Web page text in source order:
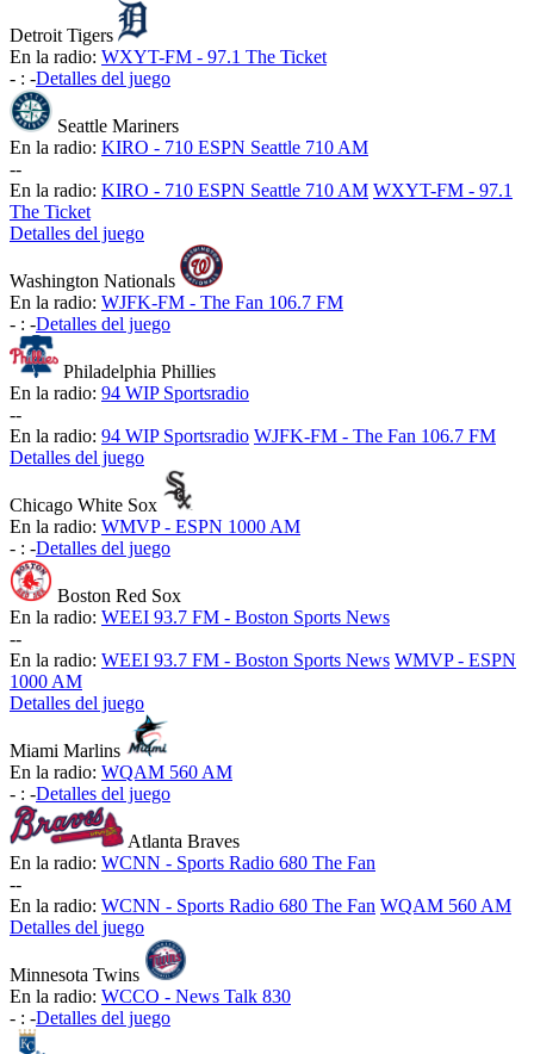
Detroit Tigers
En la radio: WXYT-FM - 97.1 The Ticket
- : -Detalles del juego
Seattle Mariners
En la radio: KIRO - 710 ESPN Seattle 710 AM
--
En la radio: KIRO - 710 ESPN Seattle 710 AM WXYT-FM - 97.1
The Ticket
Detalles del juego
Washington Nationals
En la radio: WJFK-FM - The Fan 106.7 FM
- : -Detalles del juego
Philadelphia Phillies
En la radio: 94 WIP Sportsradio
--
En la radio: 94 WIP Sportsradio WJFK-FM - The Fan 106.7 FM
Detalles del juego
Chicago White Sox
En la radio: WMVP - ESPN 1000 AM
- : -Detalles del juego
Boston Red Sox
En la radio: WEEI 93.7 FM - Boston Sports News
--
En la radio: WEEI 93.7 FM - Boston Sports News WMVP - ESPN
1000 AM
Detalles del juego
Miami Marlins
En la radio: WQAM 560 AM
- : -Detalles del juego
Atlanta Braves
En la radio: WCNN - Sports Radio 680 The Fan
--
En la radio: WCNN - Sports Radio 680 The Fan WQAM 560 AM
Detalles del juego
Minnesota Twins
En la radio: WCCO - News Talk 830
- : -Detalles del juego